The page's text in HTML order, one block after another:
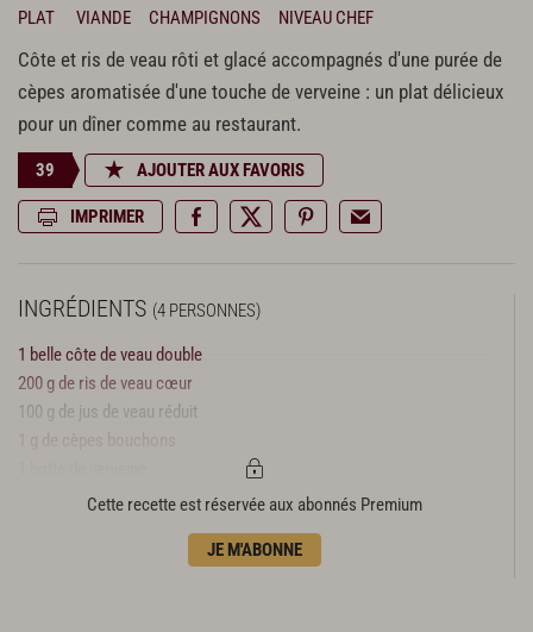
PLAT
VIANDE CHAMPIGNONS NIVEAU CHEF
Côte et ris de veau rôti et glacé accompagnés d'une purée de
cèpes aromatisée d'une touche de verveine : un plat délicieux
pour un dîner comme au restaurant.
39 AJOUTER AUX FAVORIS
IMPRIMER
INGRÉDIENTS (4 PERSONNES)
1 belle côte de veau double
200 g de ris de veau cœur
100 g de jus de veau réduit
1 g de cèpes bouchons
1 oignon blanc
20 g de truffes tuber brumale
Cette recette est réservée aux abonnés Premium
JE M'ABONNE